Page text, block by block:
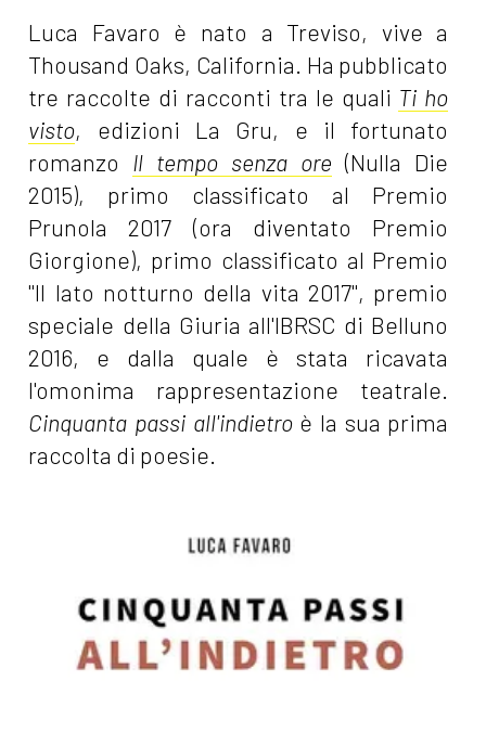
Luca Favaro è nato a Treviso, vive a
Thousand Oaks, California. Ha pubblicato
tre raccolte di racconti tra le quali Ti ho
visto, edizioni La Gru, e il fortunato
romanzo Il tempo senza ore (Nulla Die
2015), primo classificato al Premio
Prunola 2017 (ora diventato Premio
Giorgione), primo classificato al Premio
"Il lato notturno della vita 2017", premio
speciale della Giuria all'IBRSC di Belluno
2016, e dalla quale è stata ricavata
l'omonima rappresentazione teatrale.
Cinquanta passi all'indietroè la sua prima
raccolta di poesie.